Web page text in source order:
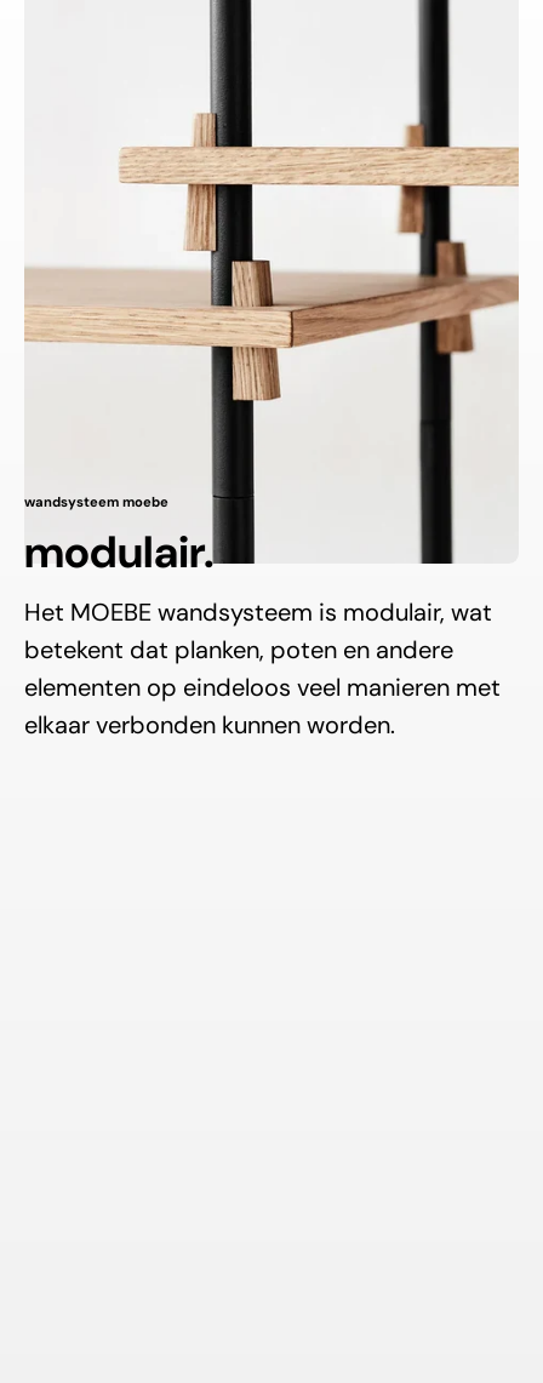
wandsysteem moebe
modulair.
Het MOEBE wandsysteem is modulair, wat
betekent dat planken, poten en andere
elementen op eindeloos veel manieren met
elkaar verbonden kunnen worden.